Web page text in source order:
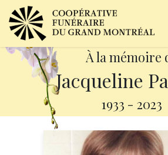
À la mémoire
Jacqueline
1933 - 2023